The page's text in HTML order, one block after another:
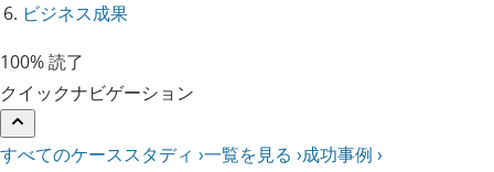
ビジネス成果
100% 読了
クイックナビゲーション
すべてのケーススタディ ›一覧を見る ›成功事例 ›